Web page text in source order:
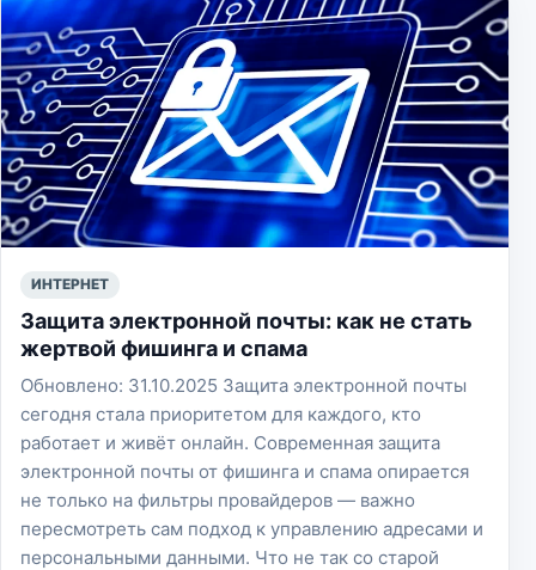
ИНТЕРНЕТ
Защита электронной почты: как не стать
жертвой фишинга и спама
Обновлено: 31.10.2025 Защита электронной почты
сегодня стала приоритетом для каждого, кто
работает и живёт онлайн. Современная защита
электронной почты от фишинга и спама опирается
не только на фильтры провайдеров — важно
пересмотреть сам подход к управлению адресами и
персональными данными. Что не так со старой